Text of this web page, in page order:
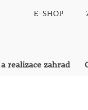
E-SHOP
realizace zahrad